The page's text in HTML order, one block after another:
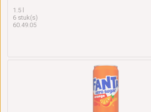
1.5 l
6 stuk(s)
60.49.05